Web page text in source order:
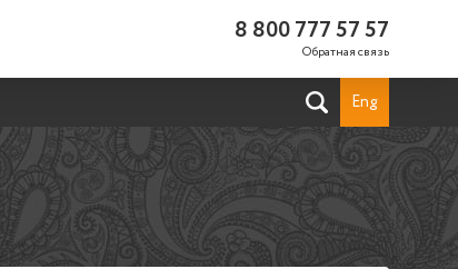
8 800 777 57 57
Обратная связь
Eng